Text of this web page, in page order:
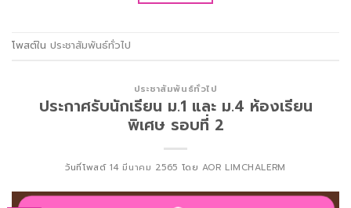
โพสต์ใน ประชาสัมพันธ์ทั่วไป
ประชาสัมพันธ์ทั่วไป
ประกาศรับนักเรียน ม.1 และ ม.4 ห้องเรียน
พิเศษ รอบที่ 2
วันที่โพสต์ 14 มีนาคม 2565 โดย AOR LIMCHALERM